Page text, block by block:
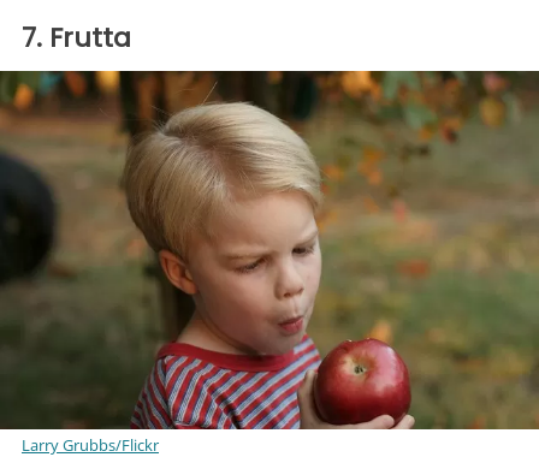
7. Frutta
Larry Grubbs/Flickr